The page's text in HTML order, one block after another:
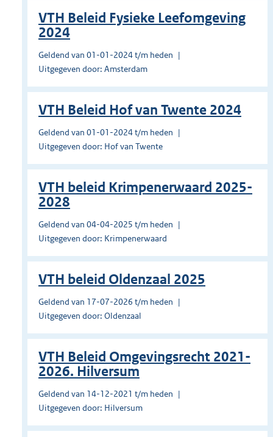
VTH Beleid Fysieke Leefomgeving
2024
Geldend van 01-01-2024 t/m heden
Uitgegeven door: Amsterdam
VTH Beleid Hof van Twente 2024
Geldend van 01-01-2024 t/m heden
Uitgegeven door: Hof van Twente
VTH beleid Krimpenerwaard 2025-
2028
Geldend van 04-04-2025 t/m heden
Uitgegeven door: Krimpenerwaard
VTH beleid Oldenzaal 2025
Geldend van 17-07-2026 t/m heden
Uitgegeven door: Oldenzaal
VTH Beleid Omgevingsrecht 2021-
2026. Hilversum
Geldend van 14-12-2021 t/m heden
Uitgegeven door: Hilversum